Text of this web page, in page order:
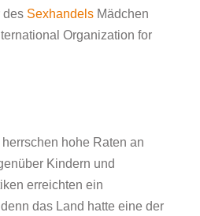
des Sexhandels Mädchen
Organization for
hohe Raten an
Kindern und
erreichten ein
das Land hatte eine der